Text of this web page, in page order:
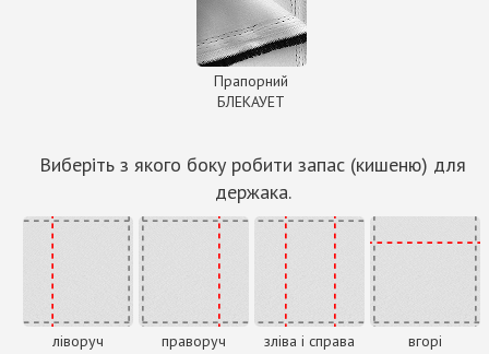
Прапорний
БЛЕКАУЕТ
Виберіть з якого боку робити запас (кишеню) для
держака.
ліворуч праворуч зліва і справа вгорі